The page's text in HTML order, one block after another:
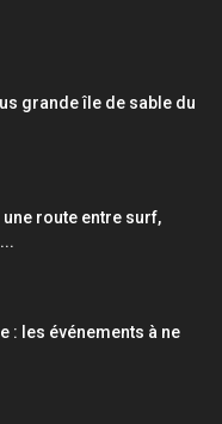
grande île de sable du
une route entre surf,
: les événements à ne